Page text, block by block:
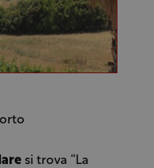
si trova “La